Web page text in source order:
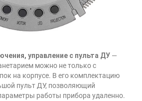
управление с пульта ДУ —
можно не только с
на корпусе. В его комплектацию
пульт ДУ, позволяющий
работы прибора удаленно.